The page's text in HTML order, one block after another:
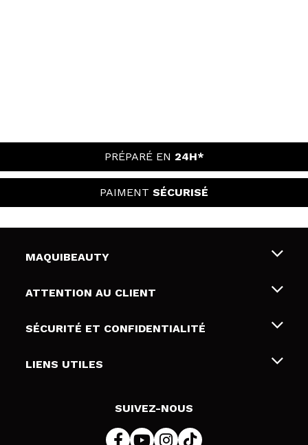
PRÉPARÉ EN 24H*
PAIMENT SÉCURISÉ
MAQUIBEAUTY
Qui sommes nous
Cartes-cadeaux
ATTENTION AU CLIENT
Livraison & retour
Modes de paiement
SÉCURITÉ ET CONFIDENTIALITÉ
Conditions et confidentialité
LIENS UTILES
SUIVEZ-NOUS